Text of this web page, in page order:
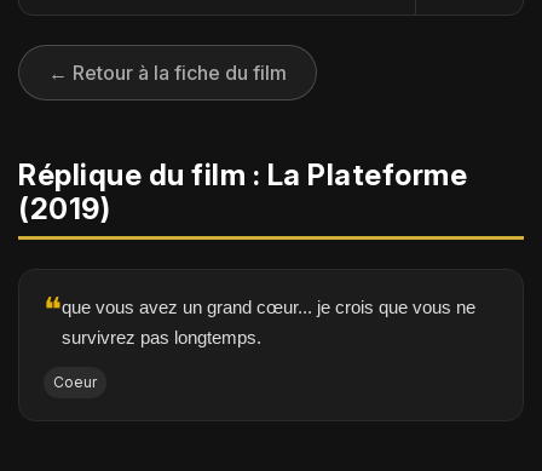
← Retour à la fiche du film
Réplique du film : La Plateforme
(2019)
❝que vous avez un grand cœur... je crois que vous ne
survivrez pas longtemps.
Coeur